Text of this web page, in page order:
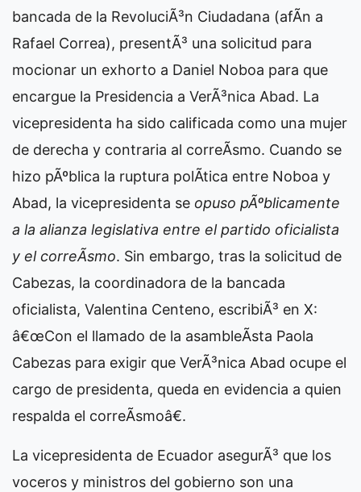
bancada de la RevoluciÃ³n Ciudadana (afÃ­n a
Rafael Correa), presentÃ³ una solicitud para
mocionar un exhorto a Daniel Noboa para que
encargue la Presidencia a VerÃ³nica Abad. La
vicepresidenta ha sido calificada como una mujer
de derecha y contraria al correÃ­smo. Cuando se
hizo pÃºblica la ruptura polÃ­tica entre Noboa y
Abad, la vicepresidenta se opuso pÃºblicamente
a la alianza legislativa entre el partido oficialista
y el correÃ­smo. Sin embargo, tras la solicitud de
Cabezas, la coordinadora de la bancada
oficialista, Valentina Centeno, escribiÃ³ en X:
â€œCon el llamado de la asambleÃ­sta Paola
Cabezas para exigir que VerÃ³nica Abad ocupe el
cargo de presidenta, queda en evidencia a quien
respalda el correÃ­smoâ€.
La vicepresidenta de Ecuador asegurÃ³ que los
voceros y ministros del gobierno son una